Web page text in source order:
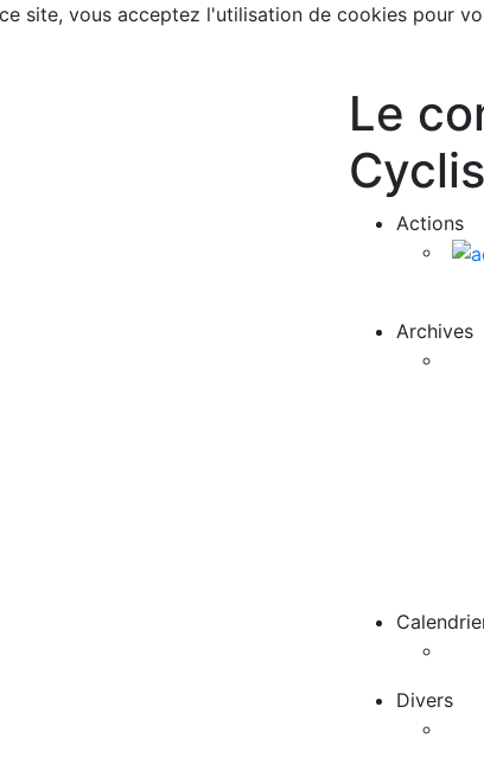
site, vous acceptez l'utilisation de cookies pour
Le
Actions
Archives
Divers